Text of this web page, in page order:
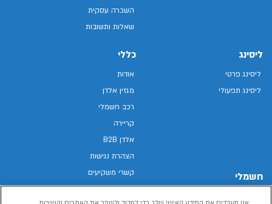
השכרה עסקית
שאלות ותשובות
ליסינג
ליסינג פרטי
ליסינג תפעולי
חשמלי
כללי
אודות
מגזין אלדן
רכב חשמלי
קריירה
אלדן B2B
הצהרת נגישות
קשרי משקיעים
מפת האתר